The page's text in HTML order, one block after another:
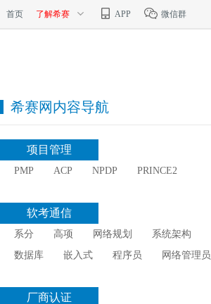
首页 了解希赛 APP 微信群
希赛网内容导航
项目管理
PMP ACP NPDP PRINCE2
软考通信
系分 高项 网络规划 系统架构
数据库
嵌入式 程序员 网络管理员
厂商认证